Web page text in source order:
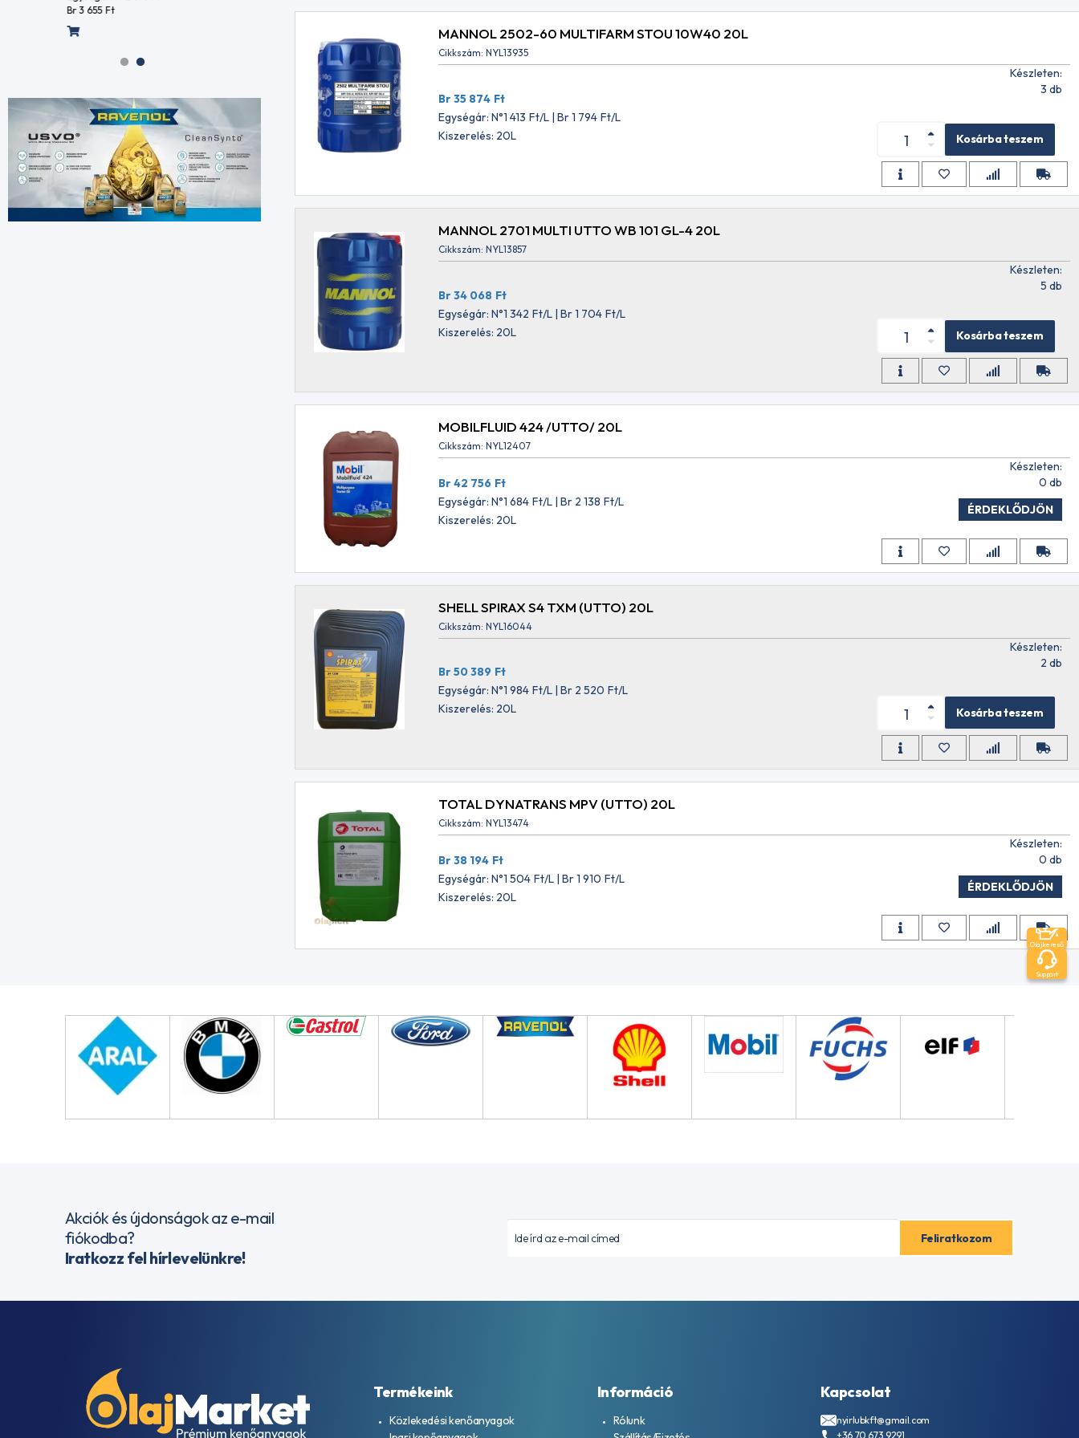
Br 3 655 Ft
Br 3 655 Ft
Br 3 655 Ft
MANNOL 2502-60 MULTIFARM STOU 10W40 20L
Cikkszám: NYL13935
Br 35 874 Ft
Egységár: N°1 413 Ft/L | Br 1 794 Ft/L
Kiszerelés: 20L
Készleten:
3 db
Kosárba teszem
MANNOL 2701 MULTI UTTO WB 101 GL-4 20L
Cikkszám: NYL13857
Br 34 068 Ft
Egységár: N°1 342 Ft/L | Br 1 704 Ft/L
Kiszerelés: 20L
Készleten:
5 db
Kosárba teszem
MOBILFLUID 424 /UTTO/ 20L
Cikkszám: NYL12407
Br 42 756 Ft
Egységár: N°1 684 Ft/L | Br 2 138 Ft/L
Kiszerelés: 20L
Készleten:
0 db
ÉRDEKLŐDJÖN
SHELL SPIRAX S4 TXM (UTTO) 20L
Cikkszám: NYL16044
Br 50 389 Ft
Egységár: N°1 984 Ft/L | Br 2 520 Ft/L
Kiszerelés: 20L
Készleten:
2 db
Kosárba teszem
TOTAL DYNATRANS MPV (UTTO) 20L
Cikkszám: NYL13474
Br 38 194 Ft
Egységár: N°1 504 Ft/L | Br 1 910 Ft/L
Kiszerelés: 20L
Készleten:
0 db
ÉRDEKLŐDJÖN
Akciók és újdonságok az e-mail
fiókodba?
Iratkozz fel hírlevelünkre!
Termékeink
Közlekedési kenőanyagok
Információ
Rólunk
Kapcsolat
nyirlubkft@gmail.com
+36 70 673 9291
Olajkereső
Support